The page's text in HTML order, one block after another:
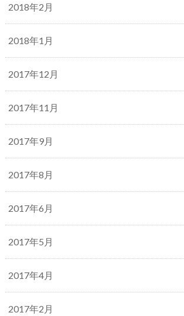
2018年2月
2018年1月
2017年12月
2017年11月
2017年9月
2017年8月
2017年6月
2017年5月
2017年4月
2017年2月